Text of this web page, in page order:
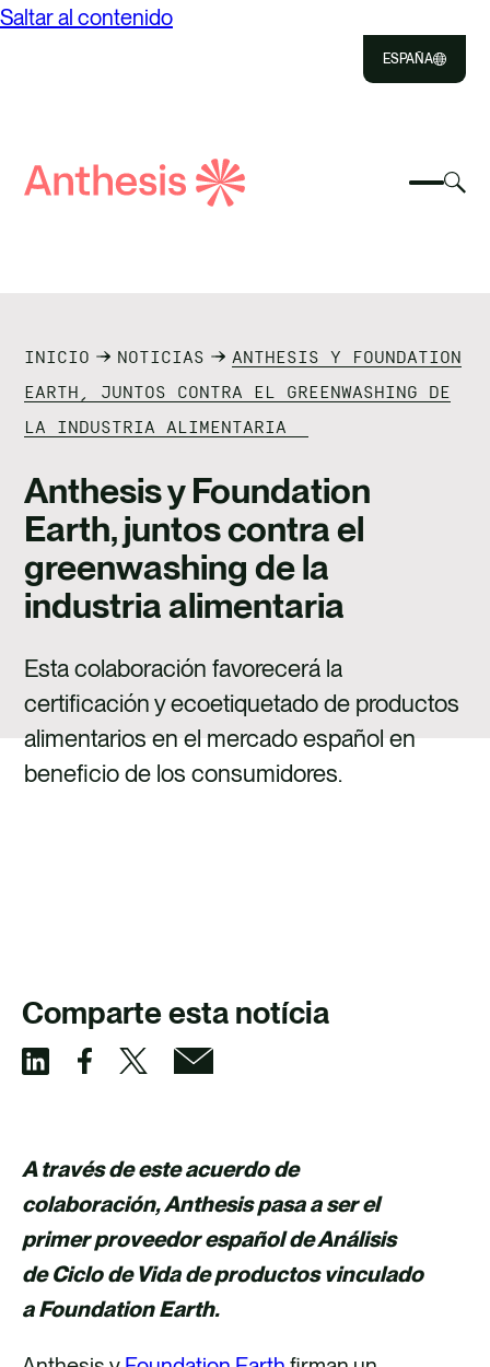
Saltar al contenido
ESPAÑA
IMPACTO
RECURSOS
TALENTO
CONTACTO
Búsqueda
INICIO NOTICIAS
ANTHESIS Y FOUNDATION
EARTH, JUNTOS CONTRA EL GREENWASHING DE
LA INDUSTRIA ALIMENTARIA
Anthesis y Foundation
Earth, juntos contra el
greenwashing de la
industria alimentaria
Esta colaboración favorecerá la
certificación y ecoetiquetado de productos
alimentarios en el mercado español en
beneficio de los consumidores.
Comparte esta notícia
m
p
a
r
t
m
p
a
r
t
m
p
a
r
t
m
p
a
r
t
A través de este acuerdo de
colaboración, Anthesis pasa a ser el
primer proveedor español de Análisis
de Ciclo de Vida de productos vinculado
a Foundation Earth.